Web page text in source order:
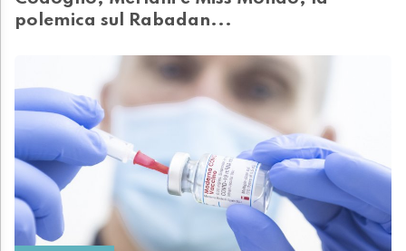
polemica sul Rabadan...